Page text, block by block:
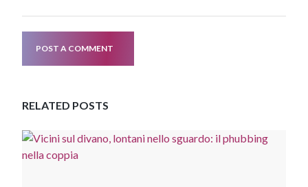
POST A COMMENT
RELATED POSTS